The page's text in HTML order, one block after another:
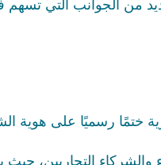
من الجوانب التي
ختمًا رسميًا على هوية
والشركاء التجاريين،